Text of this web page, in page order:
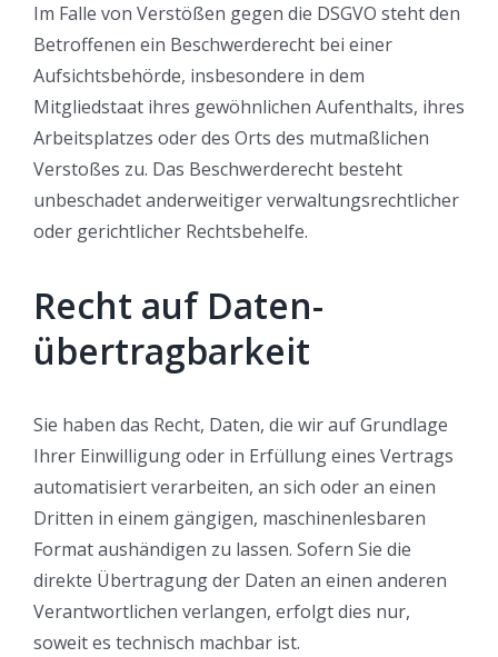
Im Falle von Verstößen gegen die DSGVO steht den
Betroffenen ein Beschwerderecht bei einer
Aufsichtsbehörde, insbesondere in dem
Mitgliedstaat ihres gewöhnlichen Aufenthalts, ihres
Arbeitsplatzes oder des Orts des mutmaßlichen
Verstoßes zu. Das Beschwerderecht besteht
unbeschadet anderweitiger verwaltungsrechtlicher
oder gerichtlicher Rechtsbehelfe.
Recht auf Daten­
übertrag­barkeit
Sie haben das Recht, Daten, die wir auf Grundlage
Ihrer Einwilligung oder in Erfüllung eines Vertrags
automatisiert verarbeiten, an sich oder an einen
Dritten in einem gängigen, maschinenlesbaren
Format aushändigen zu lassen. Sofern Sie die
direkte Übertragung der Daten an einen anderen
Verantwortlichen verlangen, erfolgt dies nur,
soweit es technisch machbar ist.